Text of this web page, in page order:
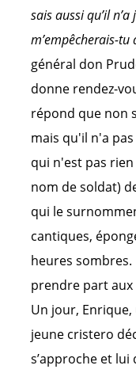
sais aussi qu’il
m’empêcherais-
général don
donne rendez-
répond que non
mais qu'il n'a
qui n'est pas rien
nom de soldat)
qui le
cantiques,
heures
prendre part
Un jour,
jeune cristero
s’approche et